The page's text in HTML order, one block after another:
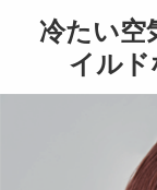
冷たい空
イル